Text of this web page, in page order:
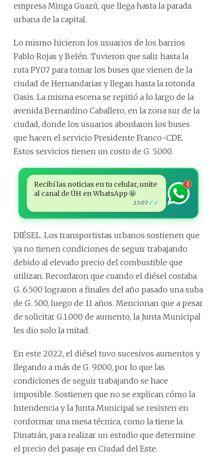
empresa Minga Guazú, que llega hasta la parada
urbana de la capital.
Lo mismo hicieron los usuarios de los barrios
Pablo Rojas y Belén. Tuvieron que salir hasta la
ruta PY07 para tomar los buses que vienen de la
ciudad de Hernandarias y llegan hasta la rotonda
Oasis. La misma escena se repitió a lo largo de la
avenida Bernardino Caballero, en la zona sur de la
ciudad, donde los usuarios abordaron los buses
que hacen el servicio Presidente Franco-CDE.
Estos servicios tienen un costo de G. 5.000.
Recibí las noticias en tu celular, unite
al canal de ÚH en WhatsApp 🤩
23:07 ✓✓
1
DIÉSEL. Los transportistas urbanos sostienen que
ya no tienen condiciones de seguir trabajando
debido al elevado precio del combustible que
utilizan. Recordaron que cuando el diésel costaba
G. 6.500 lograron a finales del año pasado una suba
de G. 500, luego de 11 años. Mencionan que a pesar
de solicitar G.1.000 de aumento, la Junta Municipal
les dio solo la mitad.
En este 2022, el diésel tuvo sucesivos aumentos y
llegando a más de G. 9.000, por lo que las
condiciones de seguir trabajando se hace
imposible. Sostienen que no se explican cómo la
Intendencia y la Junta Municipal se resisten en
conformar una mesa técnica, como la tiene la
Dinatrán, para realizar un estudio que determine
el precio del pasaje en Ciudad del Este.